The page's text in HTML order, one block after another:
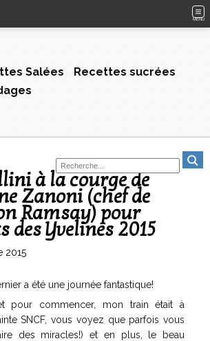
MENU
Salées
Recettes sucrées
Zanoni (chef de
Ramsay) pour
des Yvelines 2015
2015
a été une journée fantastique!
pour commencer, mon train était à
SNCF, vous voyez que parfois vous
des miracles!) et en plus, le beau